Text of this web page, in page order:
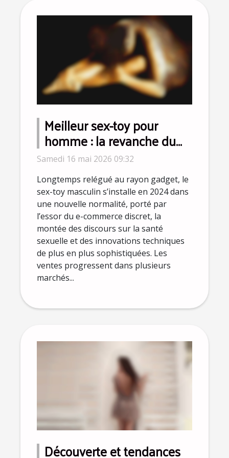
Meilleur sex-toy pour
homme : la revanche du
plaisir solo s'affirme en
2024
Samedi 16 mai 2026 09:32
Longtemps relégué au rayon gadget, le
sex-toy masculin s’installe en 2024 dans
une nouvelle normalité, porté par
l’essor du e-commerce discret, la
montée des discours sur la santé
sexuelle et des innovations techniques
de plus en plus sophistiquées. Les
ventes progressent dans plusieurs
marchés...
Découverte et tendances